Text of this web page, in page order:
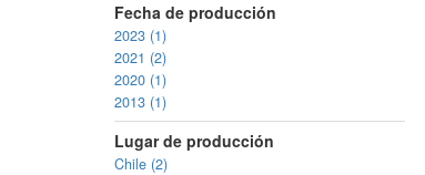
Fecha de producción
2023 (1)
2021 (2)
2020 (1)
2013 (1)
Lugar de producción
Chile (2)